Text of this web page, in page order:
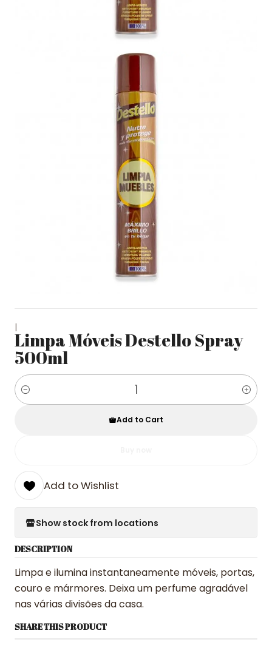
|
Limpa Móveis Destello Spray
500ml
Quantity
Add to Cart
Add to Wishlist
Show stock from locations
DESCRIPTION
Limpa e ilumina instantaneamente móveis, portas,
couro e mármores. Deixa um perfume agradável
nas várias divisões da casa.
SHARE THIS PRODUCT